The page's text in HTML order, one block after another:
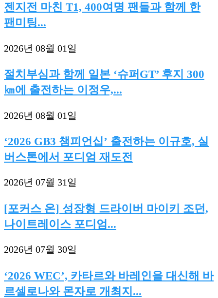
젠지전 마친 T1, 400여명 팬들과 함께 한
팬미팅...
2026년 08월 01일
절치부심과 함께 일본 ‘슈퍼GT’ 후지 300
㎞에 출전하는 이정우,...
2026년 08월 01일
‘2026 GB3 챔피언십’ 출전하는 이규호, 실
버스톤에서 포디엄 재도전
2026년 07월 31일
[포커스 온] 성장형 드라이버 마이키 조던,
나이트레이스 포디엄...
2026년 07월 30일
‘2026 WEC’, 카타르와 바레인을 대신해 바
르셀로나와 몬자로 개최지...